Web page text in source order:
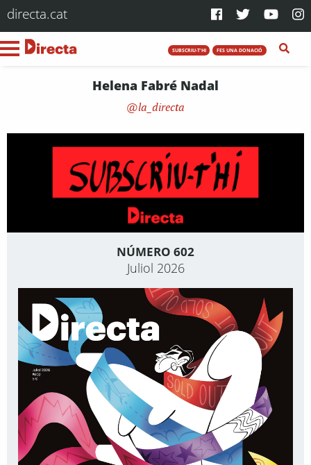
directa.cat
SUBSCRIU-T'HI FES UNA DONACIÓ
Helena Fabré Nadal
la_directa
NÚMERO 602
Juliol 2026